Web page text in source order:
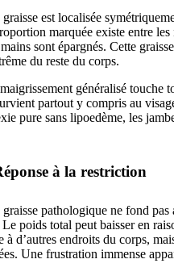
graisse est localisée
marquée existe entre les
sont épargnés. Cette
du reste du corps.
généralisé touche
partout y compris au
pure sans lipoedème, les
à la restriction
graisse pathologique ne fond pas
poids total peut baisser en
à d’autres endroits du corps,
Une frustration immense